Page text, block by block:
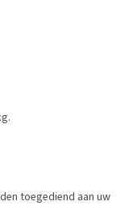
toegediend aan uw